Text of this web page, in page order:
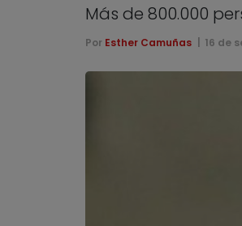
Más de 800.000
Por Esther Camuñas 16 de